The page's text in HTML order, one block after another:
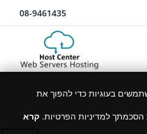
08-9461435
בעוגיות כדי להפוך את
למדיניות הפרטיות. קרא
הוסט סנטר מציינת 20 שנה
בישראל